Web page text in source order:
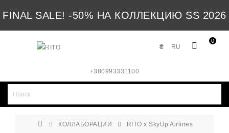
FINAL SALE! -50% НА КОЛЛЕКЦИЮ SS 2026
0
RU
₴
+380993331100
КОЛЛАБОРАЦИИ
RITO x SkyUp Airlines